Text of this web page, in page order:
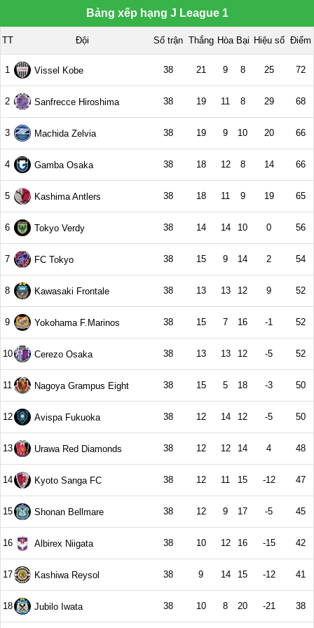
Bảng xếp hạng J League 1
TT Đội Số trận Thắng Hòa Bại Hiệu số Điểm
1 Vissel Kobe 38 21 9 8 25 72
2 Sanfrecce Hiroshima 38 19 11 8 29 68
3 Machida Zelvia 38 19 9 10 20 66
4 Gamba Osaka 38 18 12 8 14 66
5 Kashima Antlers 38 18 11 9 19 65
6 Tokyo Verdy 38 14 14 10 0 56
7 FC Tokyo 38 15 9 14 2 54
8 Kawasaki Frontale 38 13 13 12 9 52
9 Yokohama F.Marinos 38 15 7 16 -1 52
10 Cerezo Osaka 38 13 13 12 -5 52
11 Nagoya Grampus Eight 38 15 5 18 -3 50
12 Avispa Fukuoka 38 12 14 12 -5 50
13 Urawa Red Diamonds 38 12 12 14 4 48
14 Kyoto Sanga FC 38 12 11 15 -12 47
15 Shonan Bellmare 38 12 9 17 -5 45
16 Albirex Niigata 38 10 12 16 -15 42
17 Kashiwa Reysol 38 9 14 15 -12 41
18 Jubilo Iwata 38 10 8 20 -21 38